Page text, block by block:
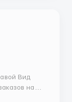
Вид
на